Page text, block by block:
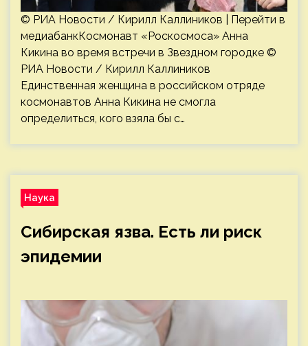
© РИА Новости / Кирилл Каллиников | Перейти в
медиабанкКосмонавт «Роскосмоса» Анна
Кикина во время встречи в Звездном городке ©
РИА Новости / Кирилл Каллиников
Единственная женщина в российском отряде
космонавтов Анна Кикина не смогла
определиться, кого взяла бы с…
Наука
Сибирская язва. Есть ли риск
эпидемии